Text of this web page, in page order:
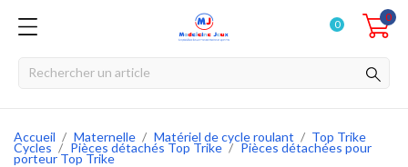
0
0
Accueil Maternelle Matériel de cycle roulant Top Trike
Cycles Pièces détachés Top Trike Pièces détachées pour
porteur Top Trike